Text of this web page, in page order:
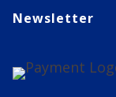
Newsletter